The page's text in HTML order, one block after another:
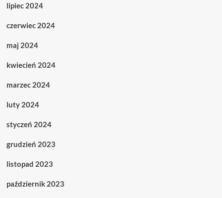
lipiec 2024
czerwiec 2024
maj 2024
kwiecień 2024
marzec 2024
luty 2024
styczeń 2024
grudzień 2023
listopad 2023
październik 2023